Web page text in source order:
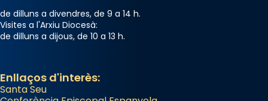
de dilluns a divendres, de 9 a 14 h.
Visites a l'Arxiu Diocesà:
de dilluns a dijous, de 10 a 13 h.
Enllaços d'interès:
Santa Seu